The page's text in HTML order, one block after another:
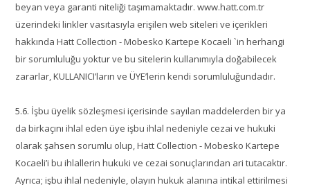
beyan veya garanti niteliği taşımamaktadır. www.hatt.com.tr
üzerindeki linkler vasıtasıyla erişilen web siteleri ve içerikleri
hakkında Hatt Collection - Mobesko Kartepe Kocaeli `in herhangi
bir sorumluluğu yoktur ve bu sitelerin kullanımıyla doğabilecek
zararlar, KULLANICI’ların ve ÜYE’lerin kendi sorumluluğundadır.
5.6. İşbu üyelik sözleşmesi içerisinde sayılan maddelerden bir ya
da birkaçını ihlal eden üye işbu ihlal nedeniyle cezai ve hukuki
olarak şahsen sorumlu olup, Hatt Collection - Mobesko Kartepe
Kocaeli’i bu ihlallerin hukuki ve cezai sonuçlarından ari tutacaktır.
Ayrıca; işbu ihlal nedeniyle, olayın hukuk alanına intikal ettirilmesi